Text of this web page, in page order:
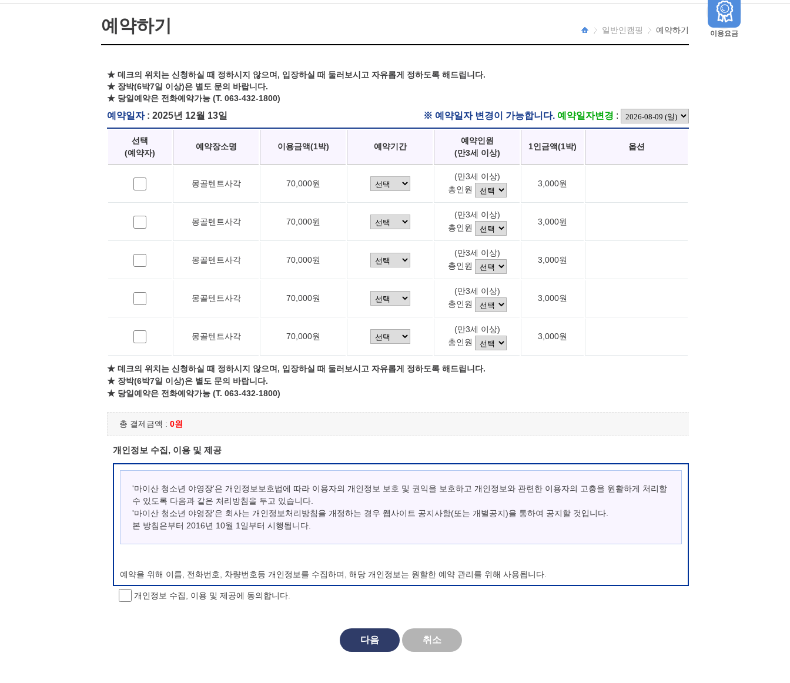
예약하기 일반인캠핑 예약하기
★ 데크의 위치는 신청하실 때 정하시지 않으며, 입장하실 때 둘러보시고 자유롭게 정하도록 해드립니다.
★ 장박(6박7일 이상)은 별도 문의 바랍니다.
★ 당일예약은 전화예약가능 (T. 063-432-1800)
예약일자: 2025년 12월 13일 ※ 예약일자 변경이 가능합니다. 예약일자변경 :
선택
(예약자)
예약장소명 이용금액(1박) 예약기간
예약인원
(만3세 이상)
1인금액(1박) 옵션
몽골텐트사각 70,000원
(만3세 이상)
총인원
3,000원
몽골텐트사각 70,000원
(만3세 이상)
총인원
3,000원
몽골텐트사각 70,000원
(만3세 이상)
총인원
3,000원
몽골텐트사각 70,000원
(만3세 이상)
총인원
3,000원
몽골텐트사각 70,000원
(만3세 이상)
총인원
3,000원
★ 데크의 위치는 신청하실 때 정하시지 않으며, 입장하실 때 둘러보시고 자유롭게 정하도록 해드립니다.
★ 장박(6박7일 이상)은 별도 문의 바랍니다.
★ 당일예약은 전화예약가능 (T. 063-432-1800)
총 결제금액 : 0원
개인정보 수집, 이용 및 제공
'마이산 청소년 야영장'은 개인정보보호법에 따라 이용자의 개인정보 보호 및 권익을 보호하고 개인정보와 관련한 이용자의 고충을 원활하게 처리할
수 있도록 다음과 같은 처리방침을 두고 있습니다.
'마이산 청소년 야영장'은 회사는 개인정보처리방침을 개정하는 경우 웹사이트 공지사항(또는 개별공지)을 통하여 공지할 것입니다.
본 방침은부터 2016년 10월 1일부터 시행됩니다.
예약을 위해 이름, 전화번호, 차량번호등 개인정보를 수집하며, 해당 개인정보는 원할한 예약 관리를 위해 사용됩니다.
개인정보 처리방침 변경
개인정보 수집, 이용 및 제공에 동의합니다.
다음 취소
이용요금